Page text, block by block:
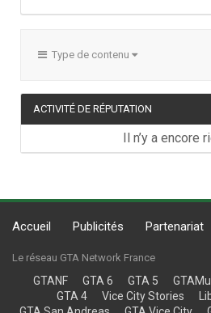
Type de contenu
ACTIVITÉ DE RÉPUTATION
Il n’y a encore
Accueil Publicités Partenariat
Le réseau GTA Network France
GTANF GTA 6 GTA 5
GTA 4
Vice City Stories